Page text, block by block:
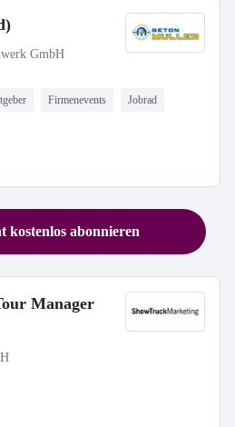
GmbH
Firmenevents Jobrad
kostenlos abonnieren
Manager